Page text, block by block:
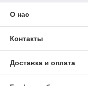
О нас
Контакты
Доставка и оплата